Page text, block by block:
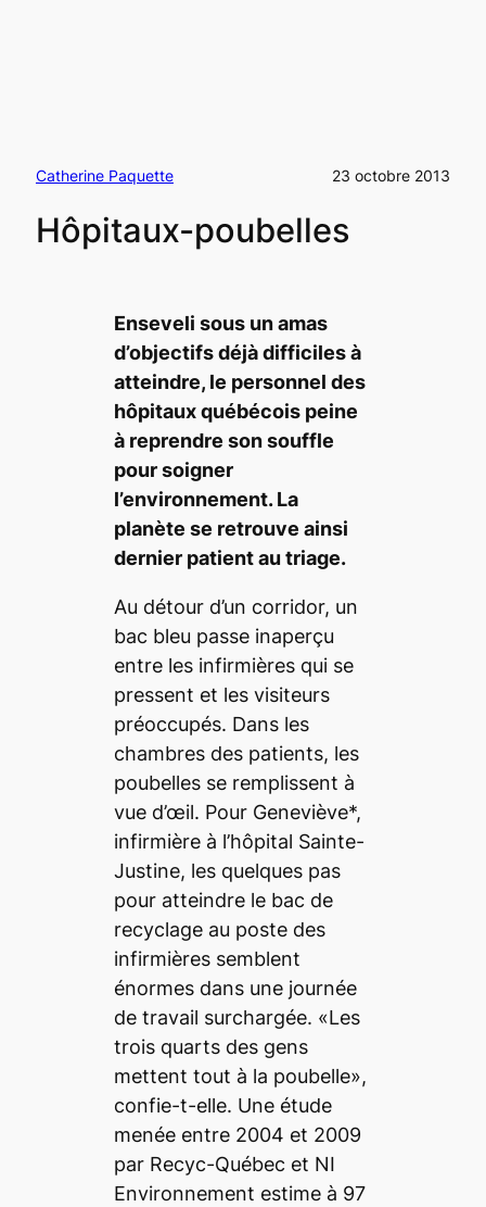
Catherine Paquette 23 octobre 2013
Hôpitaux-poubelles
Enseveli sous un amas
d’objectifs déjà difficiles à
atteindre, le personnel des
hôpitaux québécois peine
à reprendre son souffle
pour soigner
l’environnement. La
planète se retrouve ainsi
dernier patient au triage.
Au détour d’un corridor, un
bac bleu passe inaperçu
entre les infirmières qui se
pressent et les visiteurs
préoccupés. Dans les
chambres des patients, les
poubelles se remplissent à
vue d’œil. Pour Geneviève*,
infirmière à l’hôpital Sainte-
Justine, les quelques pas
pour atteindre le bac de
recyclage au poste des
infirmières semblent
énormes dans une journée
de travail surchargée. «Les
trois quarts des gens
mettent tout à la poubelle»,
confie-t-elle. Une étude
menée entre 2004 et 2009
par Recyc-Québec et NI
Environnement estime à 97